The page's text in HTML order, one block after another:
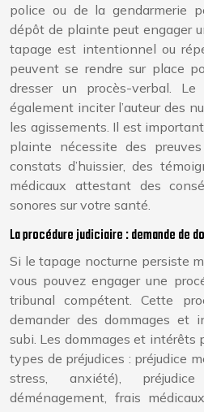
police ou de la gendarmerie
dépôt de plainte peut engager
tapage est intentionnel ou
peuvent se rendre sur place
dresser un procès-verbal.
également inciter l’auteur des
les agissements. Il est
plainte nécessite des
constats d’huissier, des
médicaux attestant des
sonores sur votre santé.
La procédure judiciaire : demande de
Si le tapage nocturne persiste
vous pouvez engager une
tribunal compétent. Cette
demander des dommages et
subi. Les dommages et intérêts
types de préjudices : préjudice
stress, anxiété),
déménagement, frais